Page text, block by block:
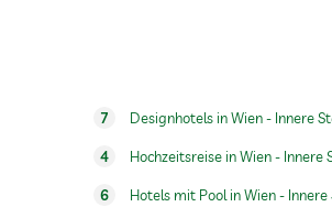
7 Designhotels in Wien - Innere
4 Hochzeitsreise in Wien - Innere
6 Hotels mit Pool in Wien - Innere